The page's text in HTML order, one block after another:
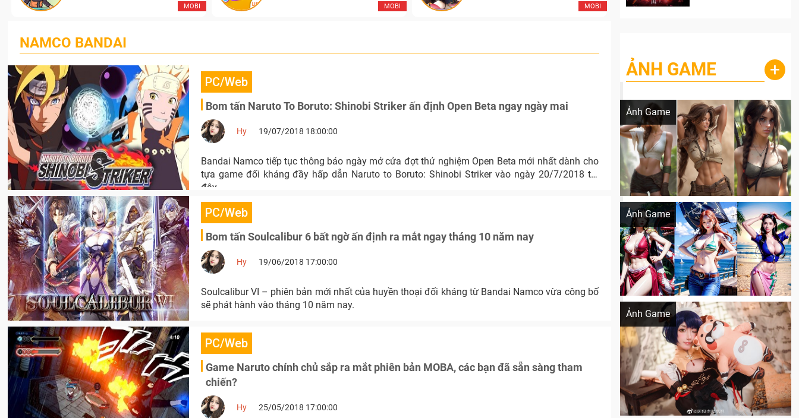
MOBI MOBI MOBI
NAMCO BANDAI
PC/Web
Bom tấn Naruto To Boruto: Shinobi Striker ấn định Open Beta ngay ngày mai
Hy 19/07/2018 18:00:00
Bandai Namco tiếp tục thông báo ngày mở cửa đợt thử nghiệm Open Beta mới nhất dành cho
tựa game đối kháng đầy hấp dẫn Naruto to Boruto: Shinobi Striker vào ngày 20/7/2018 tới
đây.
PC/Web
Bom tấn Soulcalibur 6 bất ngờ ấn định ra mắt ngay tháng 10 năm nay
Hy 19/06/2018 17:00:00
Soulcalibur VI – phiên bản mới nhất của huyền thoại đối kháng từ Bandai Namco vừa công bố
sẽ phát hành vào tháng 10 năm nay.
PC/Web
Game Naruto chính chủ sắp ra mắt phiên bản MOBA, các bạn đã sẵn sàng tham
chiến?
Hy 25/05/2018 17:00:00
ẢNH GAME +
Ảnh Game
Lala Croft vừa nóng vừa xinh dưới nét vẽ
Ảnh Game
Khi AI Cosplay gái đẹp One Piece
Ảnh Game
Cosplay Xiangling siêu cute